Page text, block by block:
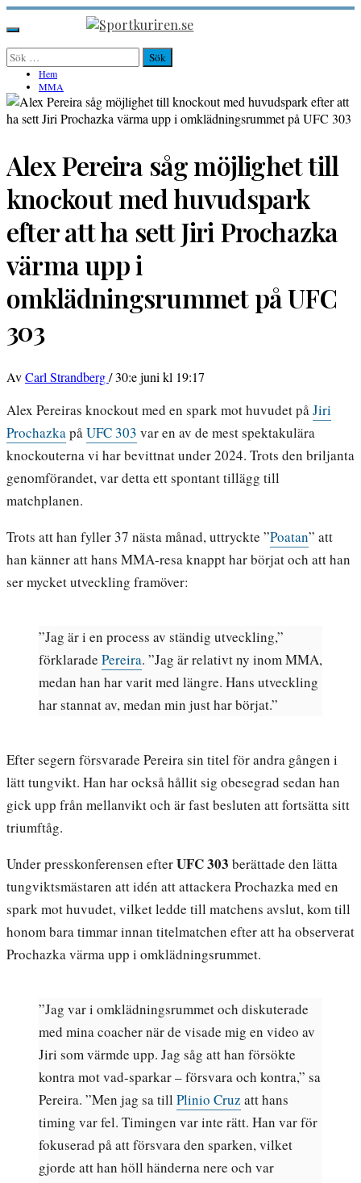
Hoppa
till
innehåll
Sportkuriren.se
Primär
meny
Sök
efter: Hem
MMA
Alex Pereira såg möjlighet till
knockout med huvudspark
efter att ha sett Jiri Prochazka
värma upp i
omklädningsrummet på UFC
303
AvCarl Strandberg/30:e juni kl 19:17
Alex Pereiras knockout med en spark mot huvudet påJiri
ProchazkapåUFC 303 var en av de mest spektakulära
knockouterna vi har bevittnat under 2024. Trots den briljanta
genomförandet, var detta ett spontant tillägg till
matchplanen.
Trots att han fyller 37 nästa månad, uttryckte ”Poatan” att
han känner att hans MMA-resa knappt har börjat och att han
ser mycket utveckling framöver:
”Jag är i en process av ständig utveckling,”
förklarade Pereira. ”Jag är relativt ny inom MMA,
medan han har varit med längre. Hans utveckling
har stannat av, medan min just har börjat.”
Efter segern försvarade Pereira sin titel för andra gången i
lätt tungvikt. Han har också hållit sig obesegrad sedan han
gick upp från mellanvikt och är fast besluten att fortsätta sitt
triumftåg.
Under presskonferensen efterUFC 303 berättade den lätta
tungviktsmästaren att idén att attackera Prochazka med en
spark mot huvudet, vilket ledde till matchens avslut, kom till
honom bara timmar innan titelmatchen efter att ha observerat
Prochazka värma upp i omklädningsrummet.
”Jag var i omklädningsrummet och diskuterade
med mina coacher när de visade mig en video av
Jiri som värmde upp. Jag såg att han försökte
kontra mot vad-sparkar – försvara och kontra,” sa
Pereira. ”Men jag sa till Plinio Cruz att hans
timing var fel. Timingen var inte rätt. Han var för
fokuserad på att försvara den sparken, vilket
gjorde att han höll händerna nere och var